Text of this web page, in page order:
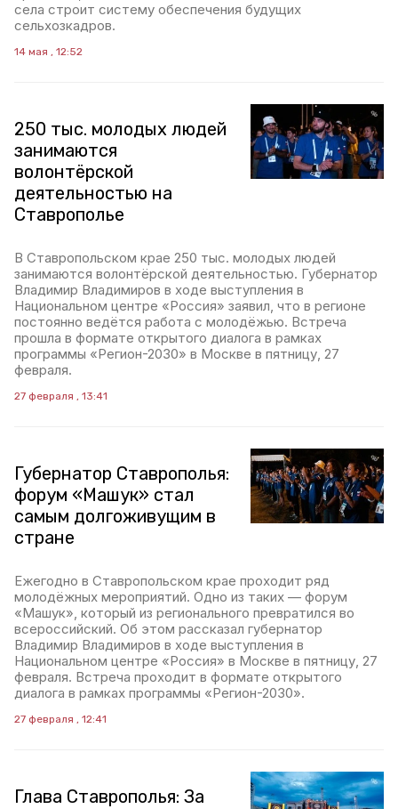
села строит систему обеспечения будущих
сельхозкадров.
14 мая , 12:52
250 тыс. молодых людей
занимаются
волонтёрской
деятельностью на
Ставрополье
В Ставропольском крае 250 тыс. молодых людей
занимаются волонтёрской деятельностью. Губернатор
Владимир Владимиров в ходе выступления в
Национальном центре «Россия» заявил, что в регионе
постоянно ведётся работа с молодёжью. Встреча
прошла в формате открытого диалога в рамках
программы «Регион-2030» в Москве в пятницу, 27
февраля.
27 февраля , 13:41
Губернатор Ставрополья:
форум «Машук» стал
самым долгоживущим в
стране
Ежегодно в Ставропольском крае проходит ряд
молодёжных мероприятий. Одно из таких — форум
«Машук», который из регионального превратился во
всероссийский. Об этом рассказал губернатор
Владимир Владимиров в ходе выступления в
Национальном центре «Россия» в Москве в пятницу, 27
февраля. Встреча проходит в формате открытого
диалога в рамках программы «Регион-2030».
27 февраля , 12:41
Глава Ставрополья: За